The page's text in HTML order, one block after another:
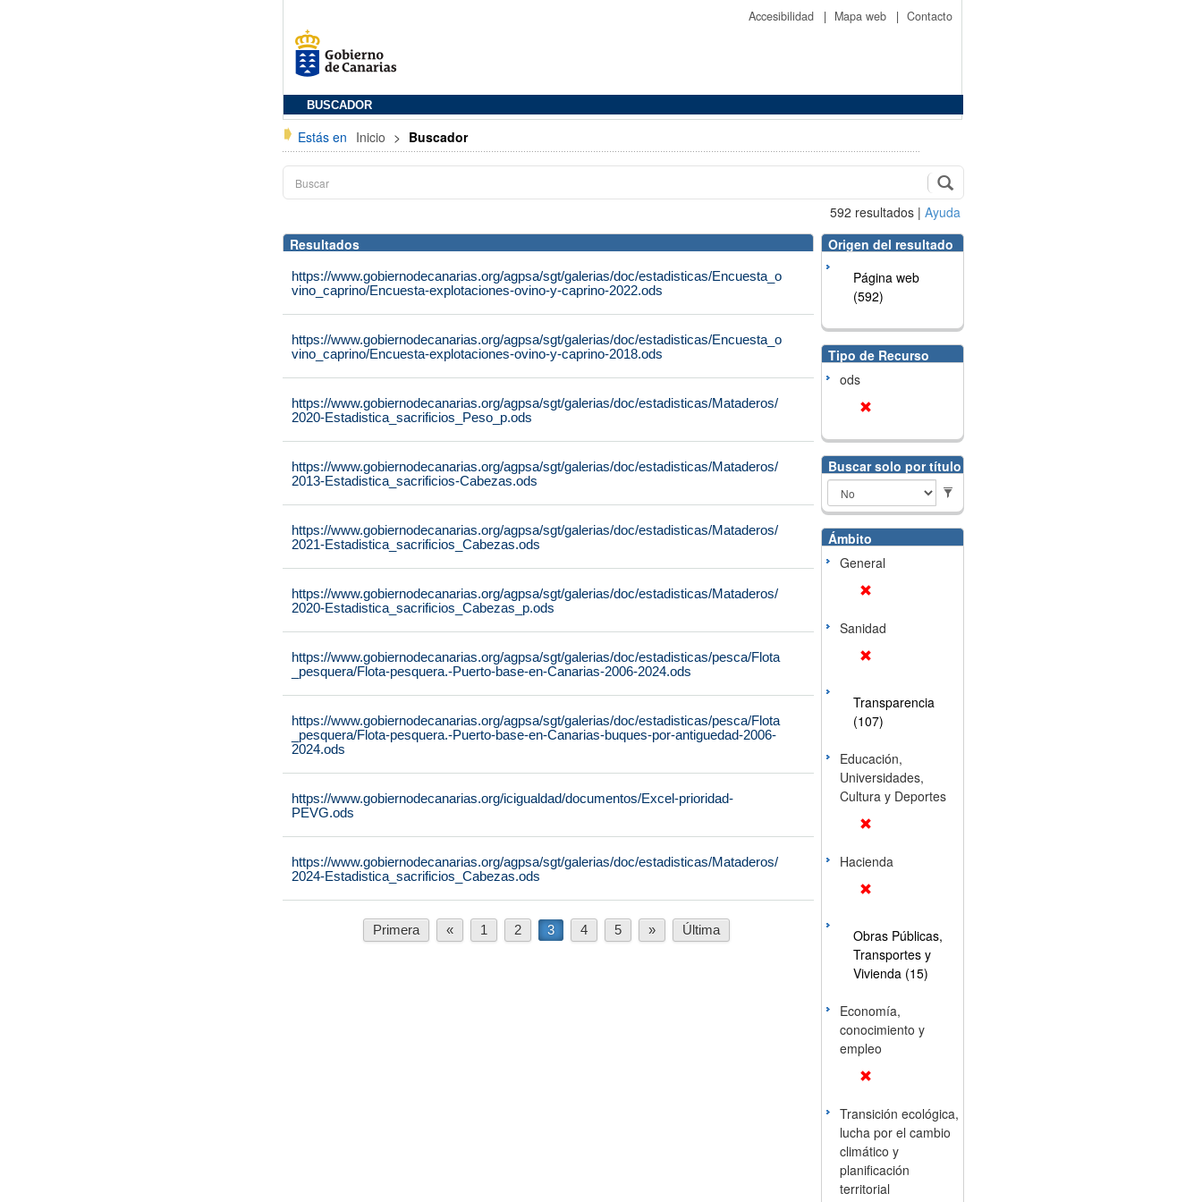
Accesibilidad | Mapa web | Contacto
BUSCADOR
Estás en Inicio > Buscador
592 resultados | Ayuda
Resultados
https://www.gobiernodecanarias.org/agpsa/sgt/galerias/doc/estadisticas/Encuesta_o
vino_caprino/Encuesta-explotaciones-ovino-y-caprino-2022.ods
https://www.gobiernodecanarias.org/agpsa/sgt/galerias/doc/estadisticas/Encuesta_o
vino_caprino/Encuesta-explotaciones-ovino-y-caprino-2018.ods
https://www.gobiernodecanarias.org/agpsa/sgt/galerias/doc/estadisticas/Mataderos/
2020-Estadistica_sacrificios_Peso_p.ods
https://www.gobiernodecanarias.org/agpsa/sgt/galerias/doc/estadisticas/Mataderos/
2013-Estadistica_sacrificios-Cabezas.ods
https://www.gobiernodecanarias.org/agpsa/sgt/galerias/doc/estadisticas/Mataderos/
2021-Estadistica_sacrificios_Cabezas.ods
https://www.gobiernodecanarias.org/agpsa/sgt/galerias/doc/estadisticas/Mataderos/
2020-Estadistica_sacrificios_Cabezas_p.ods
https://www.gobiernodecanarias.org/agpsa/sgt/galerias/doc/estadisticas/pesca/Flota
_pesquera/Flota-pesquera.-Puerto-base-en-Canarias-2006-2024.ods
https://www.gobiernodecanarias.org/agpsa/sgt/galerias/doc/estadisticas/pesca/Flota
_pesquera/Flota-pesquera.-Puerto-base-en-Canarias-buques-por-antiguedad-2006-
2024.ods
https://www.gobiernodecanarias.org/icigualdad/documentos/Excel-prioridad-
PEVG.ods
https://www.gobiernodecanarias.org/agpsa/sgt/galerias/doc/estadisticas/Mataderos/
2024-Estadistica_sacrificios_Cabezas.ods
Primera « 1 2 3 4 5 » Última
Origen del resultado
Página web
(592)
Tipo de Recurso
ods
Buscar solo por título
Ámbito
General
Sanidad
Transparencia
(107)
Educación,
Universidades,
Cultura y Deportes
Hacienda
Obras Públicas,
Transportes y
Vivienda (15)
Economía,
conocimiento y
empleo
Transición ecológica,
lucha por el cambio
climático y
planificación
territorial